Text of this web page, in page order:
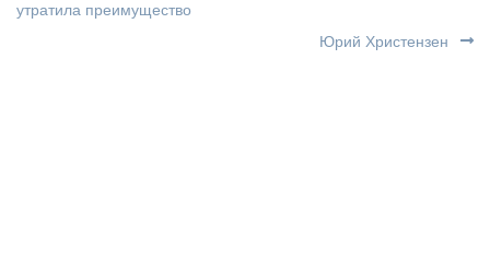
утратила преимущество
Юрий Христензен